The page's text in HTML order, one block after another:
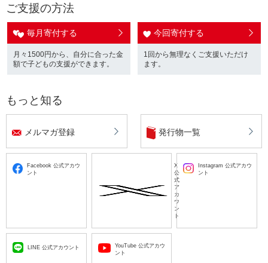
ご支援の方法
毎月寄付する
月々1500円から、自分に合った金
額で子どもの支援ができます。
今回寄付する
1回から無理なくご支援いただけ
ます。
もっと知る
メルマガ登録 発行物一覧
Facebook 公式アカウ
ント
X
公
式
ア
カ
ウ
ン
ト
Instagram 公式アカウ
ント
LINE 公式アカウント
YouTube 公式アカウ
ント